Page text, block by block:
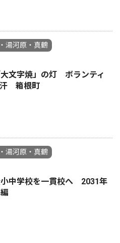
湯河原・真鶴
文字焼」の灯 ボランティ
汗 箱根町
湯河原・真鶴
中学校を一貫校へ 2031年